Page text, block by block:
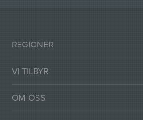
REGIONER
VI TILBYR
OM OSS